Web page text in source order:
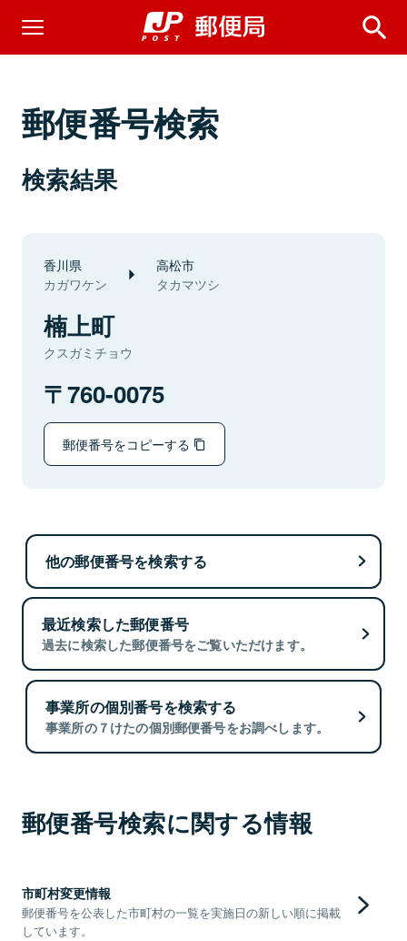
郵便番号検索
検索結果
香川県
カガワケン
高松市
タカマツシ
楠上町
クスガミチョウ
760-0075
郵便番号をコピーする
他の郵便番号を検索する
最近検索した郵便番号
過去に検索した郵便番号をご覧いただけます。
事業所の個別番号を検索する
事業所の７けたの個別郵便番号をお調べします。
郵便番号検索に関する情報
市町村変更情報
郵便番号を公表した市町村の一覧を実施日の新しい順に掲載
しています。